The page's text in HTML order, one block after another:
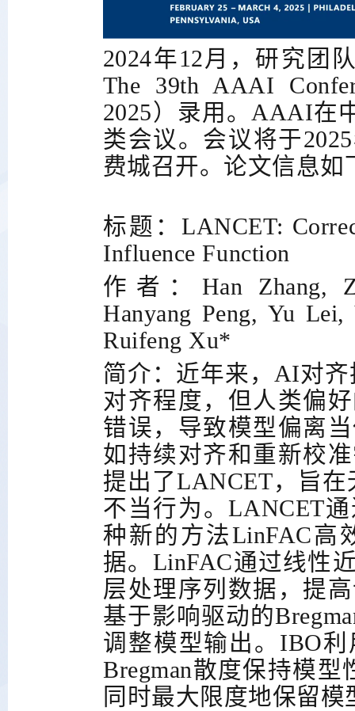
2024年12月，研究团
The 39th AAAI
2025）录用。 AAAI在
类会议。会议将于2025
费城召开。论文信息如
标题： LANCET:
Influence Function
作者： Han Zhang,
Hanyang Peng, Yu
Ruifeng Xu*
简介：近年来， AI对
对齐程度，但人类偏
错误，导致模型偏离
如持续对齐和重新校
提出了LANCET，旨
不当行为。LANCET
种新的方法LinFAC高
据。 LinFAC通过线性
层处理序列数据，提
基于影响驱动的
调整模型输出。 IBO利
Bregman散度保持模型
同时最大限度地保留